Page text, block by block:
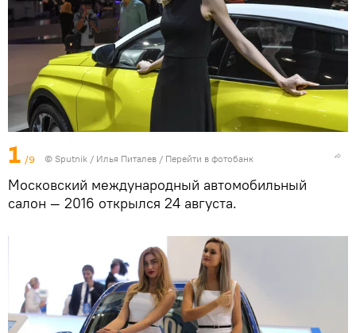
1 /9 © Sputnik / Илья Питалев / Перейти в фотобанк
Московский международный автомобильный
салон — 2016 открылся 24 августа.